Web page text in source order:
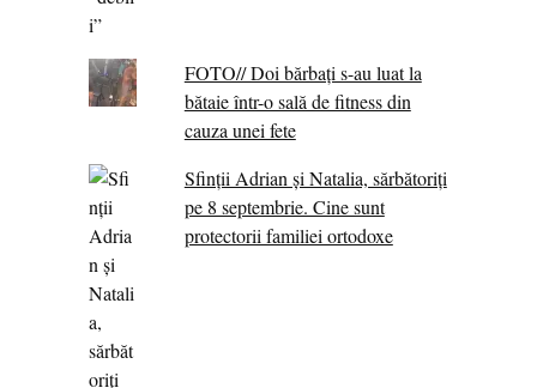
FOTO// Doi bărbați s-au luat la
bătaie într-o sală de fitness din
cauza unei fete
Sfinții Adrian și Natalia, sărbătoriți
pe 8 septembrie. Cine sunt
protectorii familiei ortodoxe